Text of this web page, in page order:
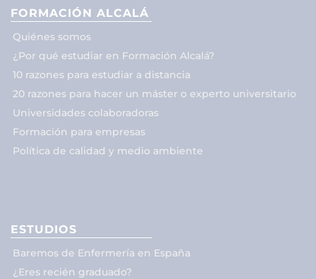
FORMACIÓN ALCALÁ
Quiénes somos
¿Por qué estudiar en Formación Alcalá?
10 razones para estudiar a distancia
20 razones para hacer un máster o experto universitario
Universidades colaboradoras
Formación para empresas
Política de calidad y medio ambiente
ESTUDIOS
Baremos de Enfermería en España
¿Eres recién graduado?